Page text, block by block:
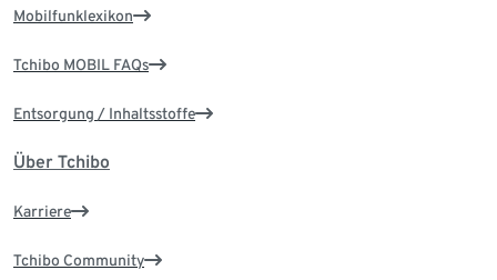
Mobilfunklexikon
Tchibo MOBIL FAQs
Entsorgung / Inhaltsstoffe
Über Tchibo
Karriere
Tchibo Community